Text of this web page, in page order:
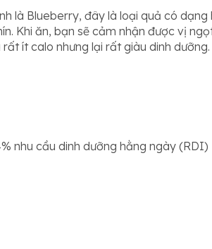
là Blueberry, đây là loại quả có
Khi ăn, bạn sẽ cảm nhận được vị
ít calo nhưng lại rất giàu dinh
nhu cầu dinh dưỡng hằng ngày (RDI)